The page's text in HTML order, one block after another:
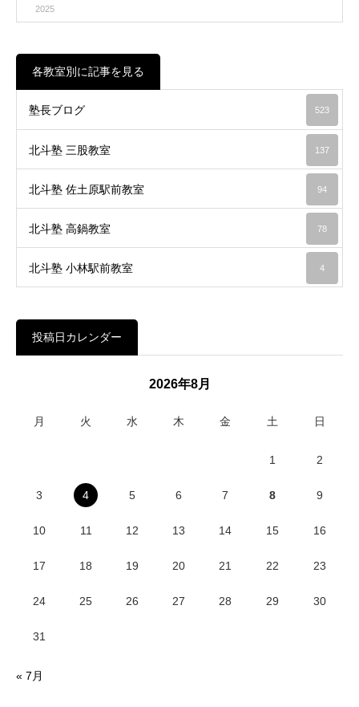
2025
各教室別に記事を見る
塾長ブログ 523
北斗塾 三股教室 137
北斗塾 佐土原駅前教室 94
北斗塾 高鍋教室 78
北斗塾 小林駅前教室 4
投稿日カレンダー
2026年8月
月 火 水 木 金 土 日
1 2
3 4 5 6 7 8 9
10 11 12 13 14 15 16
17 18 19 20 21 22 23
24 25 26 27 28 29 30
31
« 7月